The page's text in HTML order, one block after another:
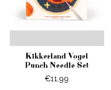
Kikkerland Vogel
Punch Needle Set
€11,99